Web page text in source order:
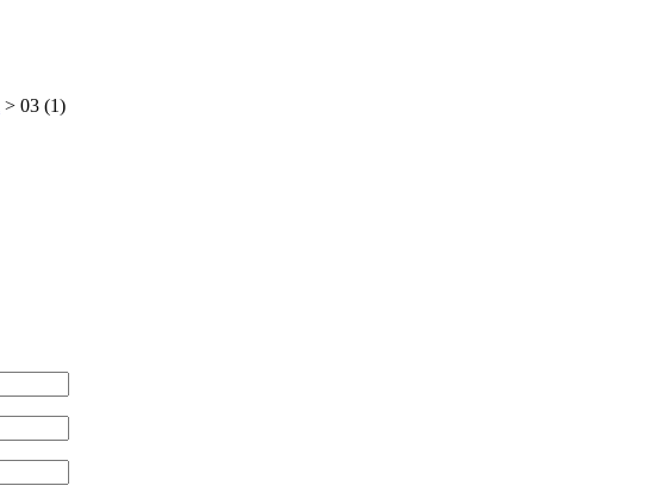
> 03 (1)